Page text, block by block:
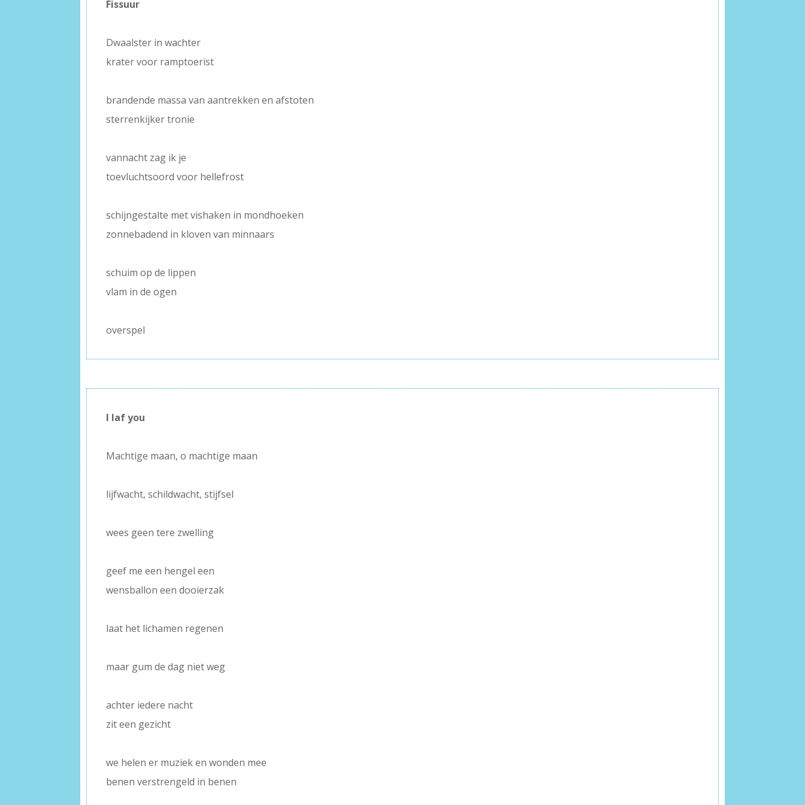
Fissuur
Dwaalster in wachter
krater voor ramptoerist
brandende massa van aantrekken en afstoten
sterrenkijker tronie
vannacht zag ik je
toevluchtsoord voor hellefrost
schijngestalte met vishaken in mondhoeken
zonnebadend in kloven van minnaars
schuim op de lippen
vlam in de ogen
overspel
I laf you
Machtige maan, o machtige maan
lijfwacht, schildwacht, stijfsel
wees geen tere zwelling
geef me een hengel een
wensballon een dooierzak
laat het lichamen regenen
maar gum de dag niet weg
achter iedere nacht
zit een gezicht
we helen er muziek en wonden mee
benen verstrengeld in benen